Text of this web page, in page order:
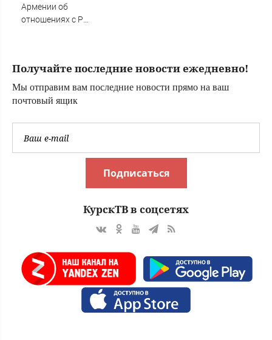
Армении об
отношениях с РФ
Получайте последние новости ежедневно!
Мы отправим вам последние новости прямо на ваш
почтовый ящик
Подписаться
КурскТВ в соцсетях